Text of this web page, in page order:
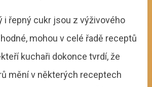
i řepný cukr jsou z výživového
mohou v celé řadě receptů
kuchaři dokonce tvrdí, že
mění v některých receptech